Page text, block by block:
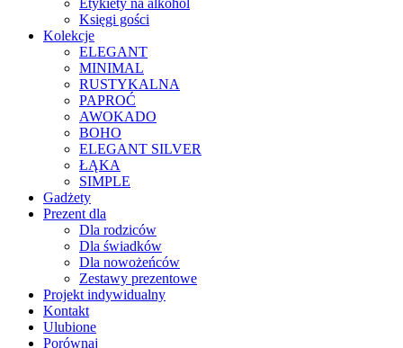
Etykiety na alkohol
Księgi gości
Kolekcje
ELEGANT
MINIMAL
RUSTYKALNA
PAPROĆ
AWOKADO
BOHO
ELEGANT SILVER
ŁĄKA
SIMPLE
Gadżety
Prezent dla
Dla rodziców
Dla świadków
Dla nowożeńców
Zestawy prezentowe
Projekt indywidualny
Kontakt
Ulubione
Porównaj